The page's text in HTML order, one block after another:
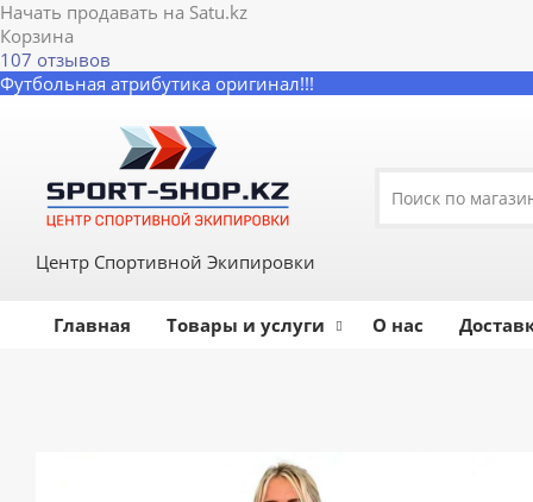
Начать продавать на Satu.kz
Корзина
107 отзывов
Футбольная атрибутика оригинал!!!
Центр Спортивной Экипировки
Главная Товары и услуги О нас